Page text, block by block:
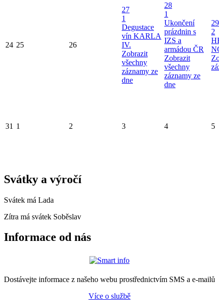
24 25 26
27
1
Degustace
vín KARLA
IV.
Zobrazit
všechny
záznamy ze
dne
28
1
Ukončení
prázdnin s
IZS a
armádou ČR
Zobrazit
všechny
záznamy ze
dne
29
2
31 1 2 3 4 5
Svátky a výročí
Svátek má Lada
Zítra má svátek Soběslav
Informace od nás
Dostávejte informace z našeho webu prostřednictvím SMS a e-mailů
Více o službě